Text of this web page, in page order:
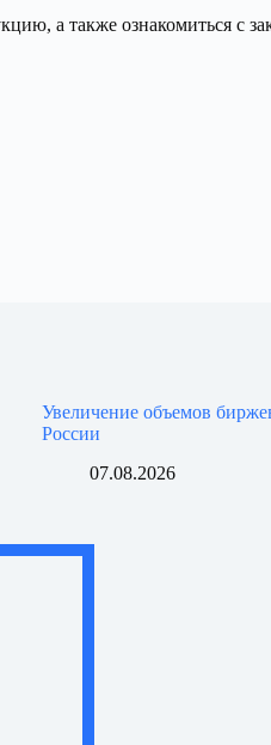
а также ознакомиться с
Увеличение объемов
России
07.08.2026